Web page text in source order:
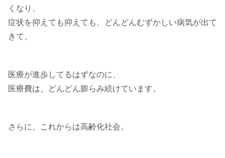
くなり、
症状を抑えても抑えても、どんどんむずかしい病気が出て
きて、
医療が進歩してるはずなのに、
医療費は、どんどん膨らみ続けています。
さらに、これからは高齢化社会。